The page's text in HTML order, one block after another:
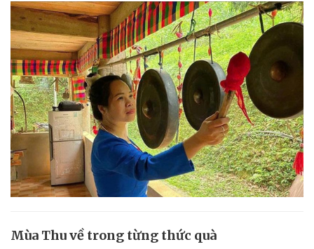
Mùa Thu về trong từng thức quà